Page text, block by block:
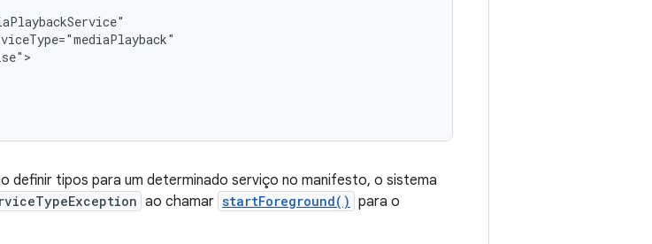
definir tipos para um determinado serviço no manifesto, o sistema
ao chamar startForeground() para o